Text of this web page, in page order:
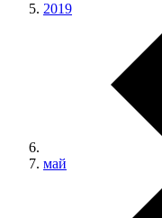
2019
май